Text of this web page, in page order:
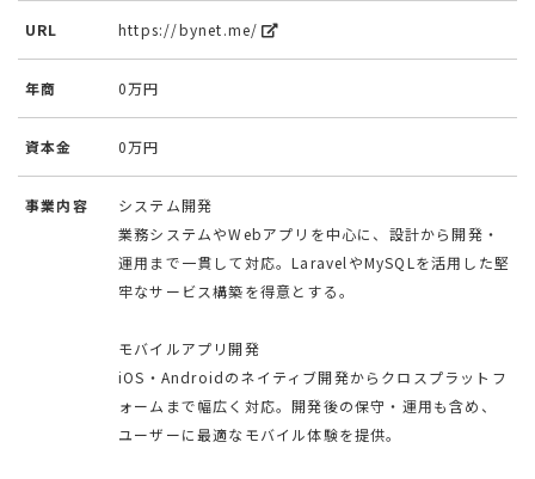
URL https://bynet.me/
年商 0万円
資本金 0万円
事業内容
システム開発
業務システムやWebアプリを中心に、設計から開発・
運用まで一貫して対応。LaravelやMySQLを活用した堅
牢なサービス構築を得意とする。
モバイルアプリ開発
iOS・Androidのネイティブ開発からクロスプラットフ
ォームまで幅広く対応。開発後の保守・運用も含め、
ユーザーに最適なモバイル体験を提供。